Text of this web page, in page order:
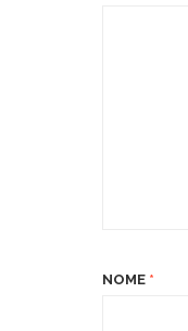
NOME *